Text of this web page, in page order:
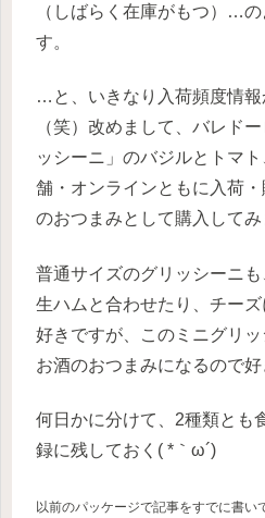
（しばらく在庫がもつ）…
す。
…と、いきなり入荷頻度情
（笑）改めまして、バレド
ッシーニ」のバジルとトマ
舗・オンラインともに入荷
のおつまみとして購入してみ
普通サイズのグリッシーニも
生ハムと合わせたり、チー
好きですが、このミニグリ
お酒のおつまみになるので好
何日かに分けて、2種類とも
録に残しておく( *｀ω´)
以前のパッケージで記事をすでに書い